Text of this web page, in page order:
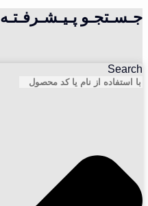
جـسـتجـو پـیـشـرفـتـه
Search